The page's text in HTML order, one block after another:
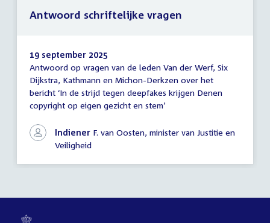
Antwoord
schriftelijke
vragen
19 september 2025
Antwoord op vragen van de leden Van der Werf, Six
Dijkstra, Kathmann en Michon-Derkzen over het
bericht ‘In de strijd tegen deepfakes krijgen Denen
copyright op eigen gezicht en stem’
Indiener F. van Oosten, minister van Justitie en
Veiligheid
Antwoord schriftelijke vragen